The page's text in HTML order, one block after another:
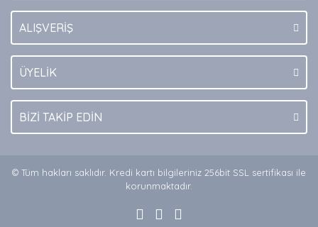
ALIŞVERİŞ
ÜYELİK
BİZİ TAKİP EDİN
© Tüm hakları saklıdır. Kredi kartı bilgileriniz 256bit SSL sertifikası ile
korunmaktadır.